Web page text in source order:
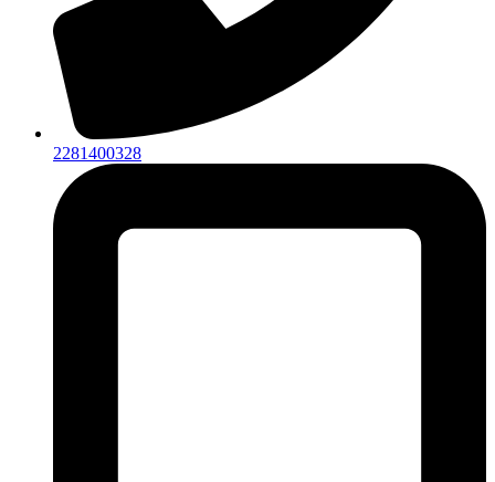
2281400328